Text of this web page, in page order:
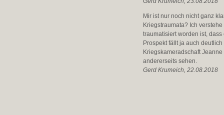
Mir ist nur noch nicht ganz
Kriegstraumata? Ich
traumatisiert worden ist,
Prospekt fällt ja auch
Kriegskameradschaft
andererseits sehen.
Gerd Krumeich, 22.08.2018